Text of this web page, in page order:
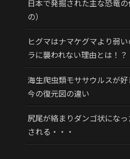
日本で発掘された主な恐竜
の）
ヒグマはナマケグマより弱
ラに襲われない理由とは！？
海生爬虫類モササウルスが
今の復元図の違い
尻尾が絡まりダンゴ状にな
される・・・